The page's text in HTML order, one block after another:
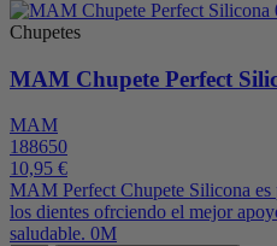
Chupetes
MAM Chupete Perfect
MAM
188650
10,95 €
MAM Perfect Chupete Silicona es
los dientes ofrciendo el mejor
saludable. 0M